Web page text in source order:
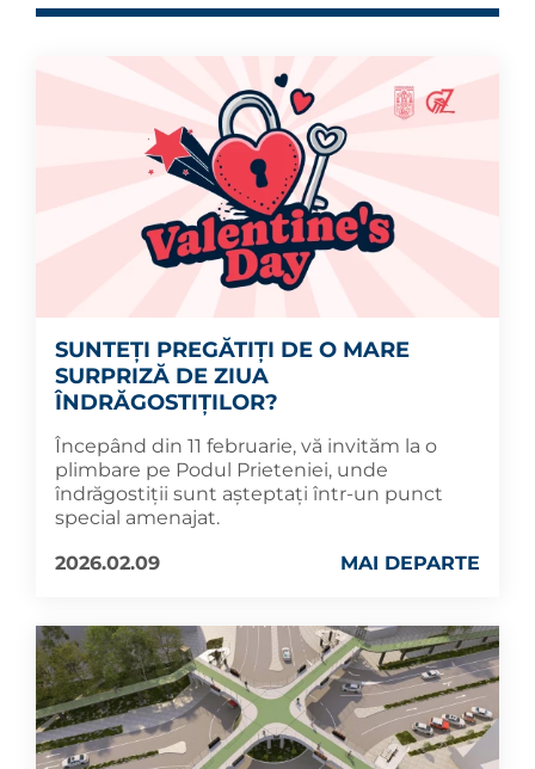
SUNTEȚI PREGĂTIȚI DE O MARE
SURPRIZĂ DE ZIUA
ÎNDRĂGOSTIȚILOR?
Începând din 11 februarie, vă invităm la o
plimbare pe Podul Prieteniei, unde
îndrăgostiții sunt așteptați într-un punct
special amenajat.
2026.02.09
MAI DEPARTE